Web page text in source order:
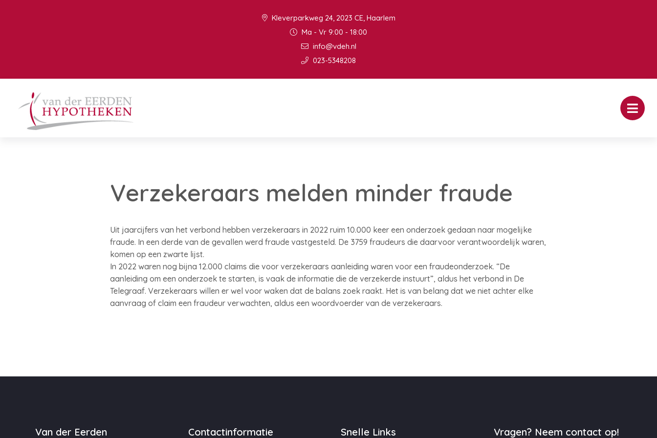
Kleverparkweg 24, 2023 CE, Haarlem
Ma - Vr 9:00 - 18:00
info@vdeh.nl
023-5348208
Verzekeraars melden minder fraude
Uit jaarcijfers van het verbond hebben verzekeraars in 2022 ruim 10.000 keer een onderzoek gedaan naar mogelijke
fraude. In een derde van de gevallen werd fraude vastgesteld. De 3759 fraudeurs die daarvoor verantwoordelijk waren,
komen op een zwarte lijst.
In 2022 waren nog bijna 12.000 claims die voor verzekeraars aanleiding waren voor een fraudeonderzoek. “De
aanleiding om een onderzoek te starten, is vaak de informatie die de verzekerde instuurt”, aldus het verbond in De
Telegraaf. Verzekeraars willen er wel voor waken dat de balans zoek raakt. Het is van belang dat we niet achter elke
aanvraag of claim een fraudeur verwachten, aldus een woordvoerder van de verzekeraars.
Van der Eerden Contactinformatie Snelle Links Vragen? Neem contact op!